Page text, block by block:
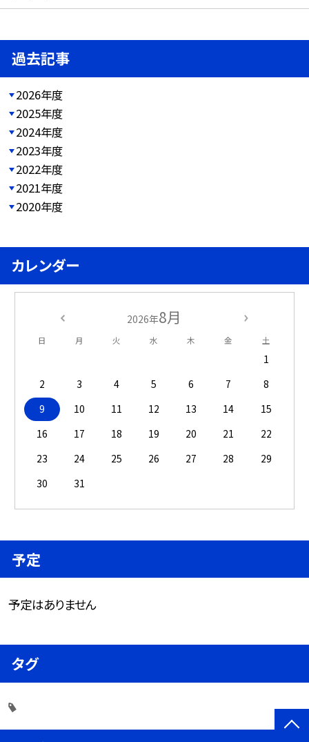
過去記事
2026年度
2025年度
2024年度
2023年度
2022年度
2021年度
2020年度
カレンダー
2026年8月
日 月 火 水 木 金 土
1
2
3 4 5 6 7
8
9
10 11 12 13 14
15
16
17 18 19 20 21
22
23
24 25 26 27 28
29
30
31
予定
予定はありません
タグ